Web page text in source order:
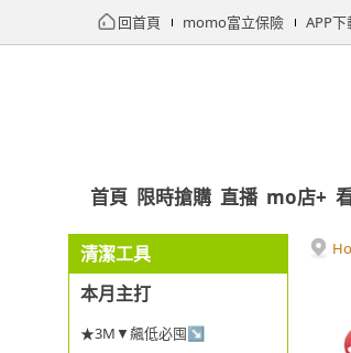
回首頁 momo富立保險 APP下
首頁 限時搶購 直播 mo店+
清潔工具
本月主打
★3M▼飆低必囤↘